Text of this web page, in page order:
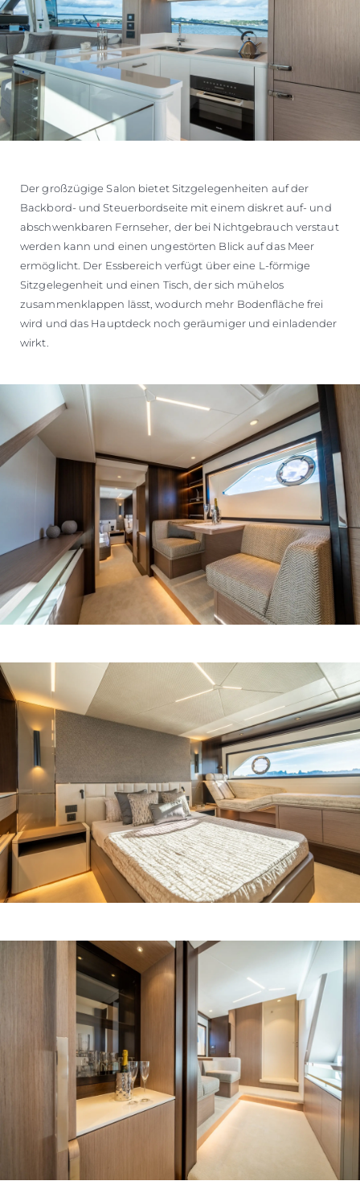
Der großzügige Salon bietet Sitzgelegenheiten auf der
Backbord- und Steuerbordseite mit einem diskret auf- und
abschwenkbaren Fernseher, der bei Nichtgebrauch verstaut
werden kann und einen ungestörten Blick auf das Meer
ermöglicht. Der Essbereich verfügt über eine L-förmige
Sitzgelegenheit und einen Tisch, der sich mühelos
zusammenklappen lässt, wodurch mehr Bodenfläche frei
wird und das Hauptdeck noch geräumiger und einladender
wirkt.